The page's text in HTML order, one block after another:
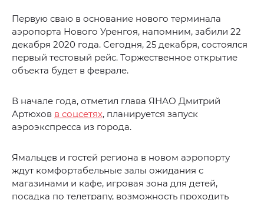
Первую сваю в основание нового терминала
аэропорта Нового Уренгоя, напомним, забили 22
декабря 2020 года. Сегодня, 25 декабря, состоялся
первый тестовый рейс. Торжественное открытие
объекта будет в феврале.
В начале года, отметил глава ЯНАО Дмитрий
Артюхов в соцсетях, планируется запуск
аэроэкспресса из города.
Ямальцев и гостей региона в новом аэропорту
ждут комфортабельные залы ожидания с
магазинами и кафе, игровая зона для детей,
посадка по телетрапу, возможность проходить